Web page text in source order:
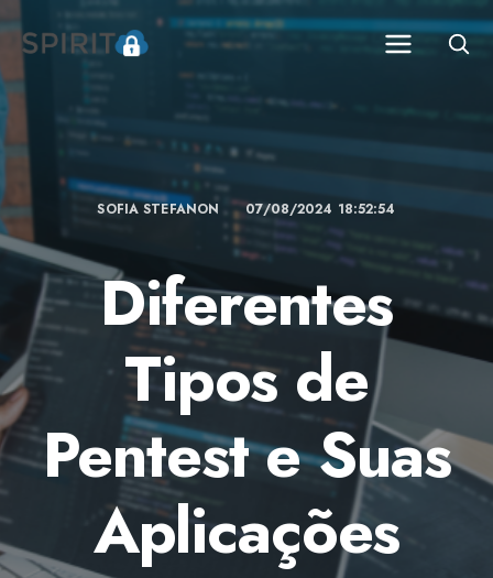
SOFIA STEFANON 07/08/2024 18:52:54
Diferentes
Tipos de
Pentest e Suas
Aplicações